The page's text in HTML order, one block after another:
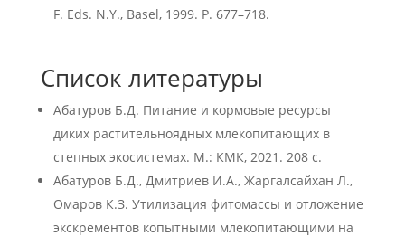
F. Eds. N.Y., Basel, 1999. P. 677–718.
Список литературы
Абатуров Б.Д. Питание и кормовые ресурсы
диких растительноядных млекопитающих в
степных экосистемах. М.: КМК, 2021. 208 с.
Абатуров Б.Д., Дмитриев И.А., Жаргалсайхан Л.,
Омаров К.З. Утилизация фитомассы и отложение
экскрементов копытными млекопитающими на